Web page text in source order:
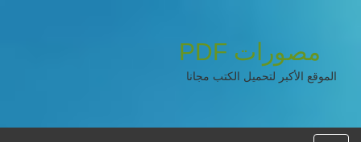
مصورات PDF
الموقع الأكبر لتحميل الكتب مجانا